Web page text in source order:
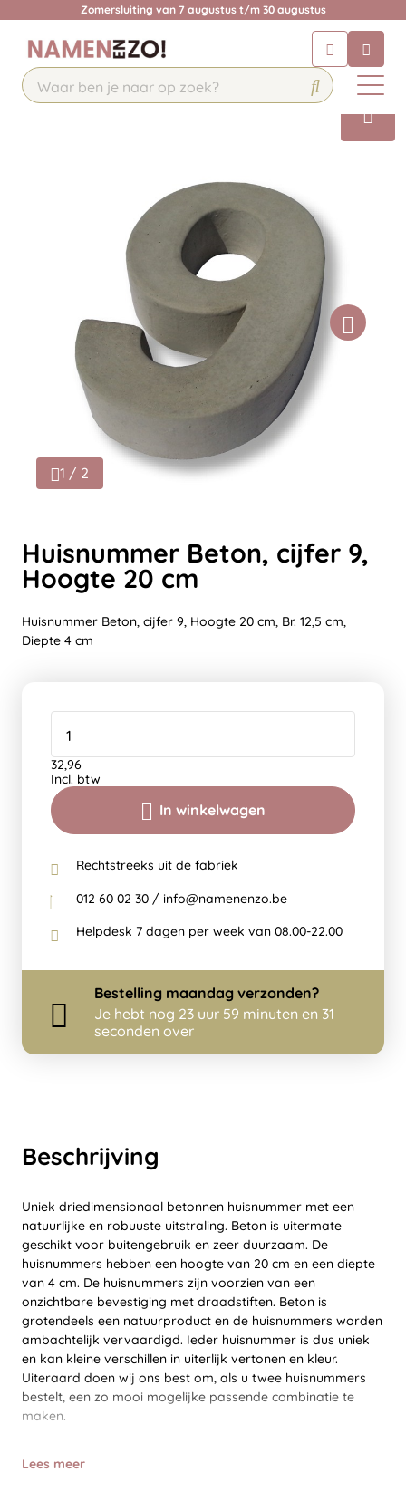
Zomersluiting van 7 augustus t/m 30 augustus
Chat 24/7 met onze chatbot voor
hulp
Contact
Beschrijving
Uniek driedimensionaal betonnen huisnummer met een
natuurlijke en robuuste uitstraling. Beton is uitermate
geschikt voor buitengebruik en zeer duurzaam. De
huisnummers hebben een hoogte van 20 cm en een diepte
van 4 cm. De huisnummers zijn voorzien van een
onzichtbare bevestiging met draadstiften. Beton is
grotendeels een natuurproduct en de huisnummers worden
ambachtelijk vervaardigd. Ieder huisnummer is dus uniek
en kan kleine verschillen in uiterlijk vertonen en kleur.
Uiteraard doen wij ons best om, als u twee huisnummers
bestelt, een zo mooi mogelijke passende combinatie te
maken.
Lees meer
1 / 2
Huisnummer Beton, cijfer 9,
Hoogte 20 cm
Huisnummer Beton, cijfer 9, Hoogte 20 cm, Br. 12,5 cm,
Diepte 4 cm
In winkelwagen
32,96
Incl. btw
Rechtstreeks uit de fabriek
012 60 02 30 / info@namenenzo.be
Helpdesk 7 dagen per week van 08.00-22.00
Bestelling maandag verzonden?
Je hebt nog 23 uur 59 minuten en 31
seconden over